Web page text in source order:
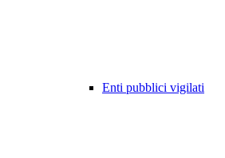
Enti pubblici vigilati